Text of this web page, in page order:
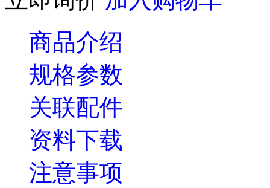
商品介绍
规格参数
关联配件
资料下载
注意事项